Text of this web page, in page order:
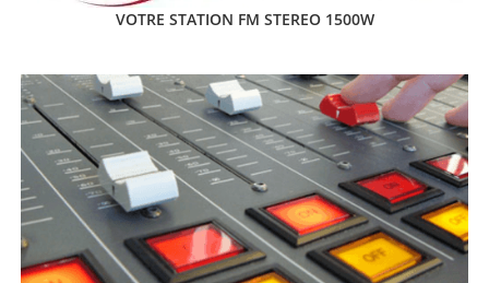
VOTRE STATION FM STEREO 1500W